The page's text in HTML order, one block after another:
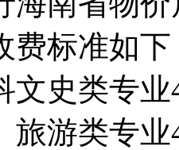
费标准如
文史类专
旅游类专